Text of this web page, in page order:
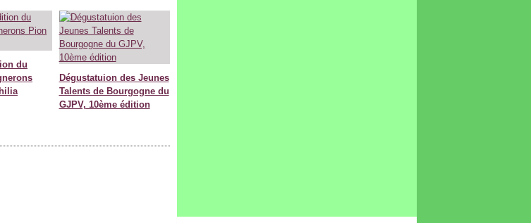
du
Dégustatuion des Jeunes
Talents de Bourgogne du
GJPV, 10ème édition